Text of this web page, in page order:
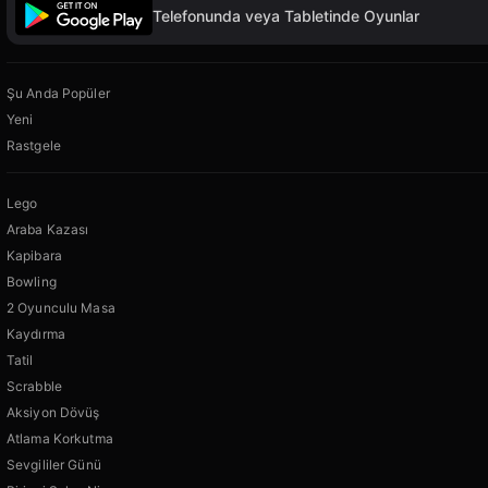
Telefonunda veya Tabletinde Oyunlar
Şu Anda Popüler
Yeni
Rastgele
Lego
Araba Kazası
Kapibara
Bowling
2 Oyunculu Masa
Kaydırma
Tatil
Scrabble
Aksiyon Dövüş
Atlama Korkutma
Sevgililer Günü